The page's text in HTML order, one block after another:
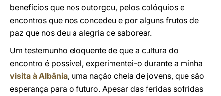
benefícios que nos outorgou, pelos colóquios e
encontros que nos concedeu e por alguns frutos de
paz que nos deu a alegria de saborear.
Um testemunho eloquente de que a cultura do
encontro é possível, experimentei-o durante a minha
visita à Albânia, uma nação cheia de jovens, que são
esperança para o futuro. Apesar das feridas sofridas